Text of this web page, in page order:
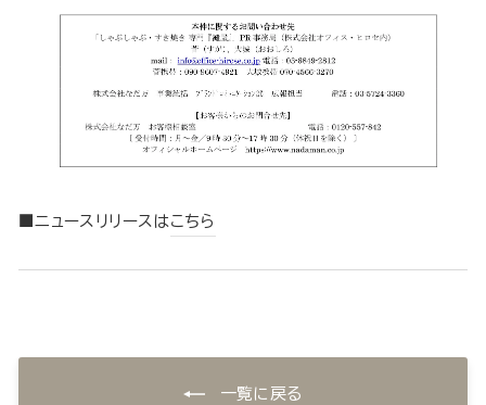
■ニュースリリースは こちら
一覧に戻る